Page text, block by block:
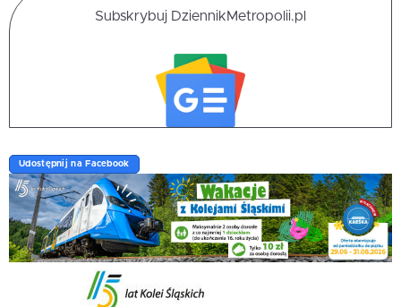
Subskrybuj DziennikMetropolii.pl
Udostępnij na Facebook